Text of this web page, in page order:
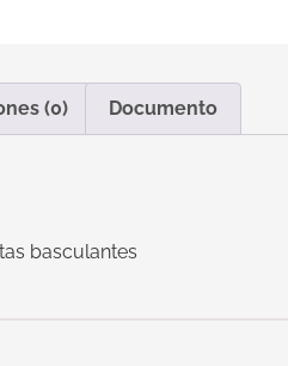
(0) Documento
basculantes